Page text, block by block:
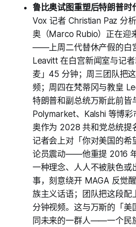
鲁比奥试图重塑后特朗普时
Vox 记者 Christian Paz 分
奥（Marco Rubio）正在迎
——上周二代替休产假的白
Leavitt 在白宫新闻室与记
麦」45 分钟；周三团队把
频；周四在梵蒂冈与教皇
特朗普和副总统万斯此前皆
Polymarket、Kalshi 等博
奥作为 2028 共和党总统提
记者会上对「你对美国的希
论员震动——他重提 2016
一种理念、人人不被肤色或
事，刻意绕开 MAGA 反觉
族主义话语；团队把这段配
分钟视频。这与万斯的「美
同未来的一群人——一个民